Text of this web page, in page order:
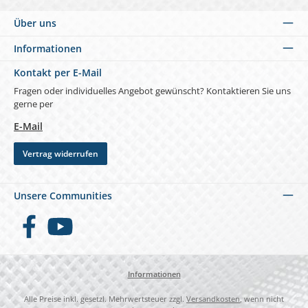
Über uns
Informationen
Kontakt per E-Mail
Fragen oder individuelles Angebot gewünscht? Kontaktieren Sie uns
gerne per
E-Mail
Vertrag widerrufen
Unsere Communities
FacebookYouTube
Informationen
Alle Preise inkl. gesetzl. Mehrwertsteuer zzgl. Versandkosten, wenn nicht